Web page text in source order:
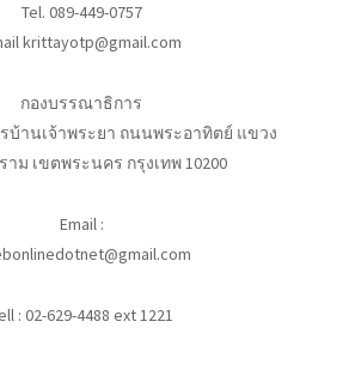
Tel. 089-449-0757
krittayotp@gmail.com
กองบรรณาธิการ
บ้านเจ้าพระยา ถนนพระอาทิตย์ แขวง
ม เขตพระนคร กรุงเทพ 10200
Email :
: 02-629-4488 ext 1221